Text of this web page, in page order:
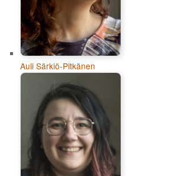
Auli Särkiö-Pitkänen